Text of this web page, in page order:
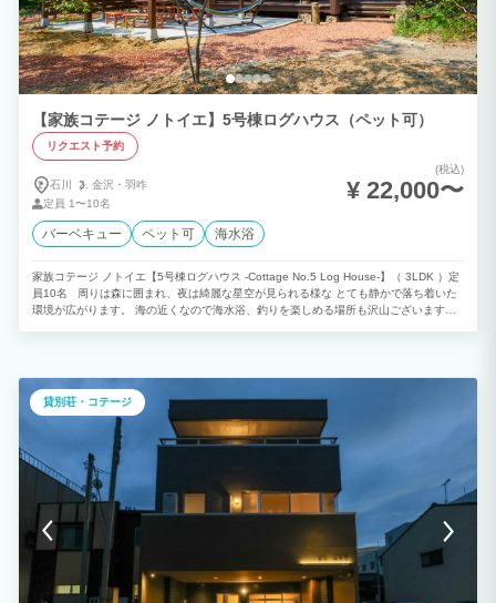
【家族コテージ ノトイエ】5号棟ログハウス（ペット可）
リクエスト予約
石川 金沢・ 羽咋
定員 1〜10名
(税込)
¥ 22,000〜
バーベキュー ペット可 海水浴
家族コテージ ノトイエ【5号棟ログハウス -Cottage No.5 Log House-】（ 3LDK ）定
員10名 周りは森に囲まれ、夜は綺麗な星空が見られる様な とても静かで落ち着いた
環境が広がります。 海の近くなので海水浴、釣りを楽しめる場所も沢山ございます。
貸別荘・コテージ